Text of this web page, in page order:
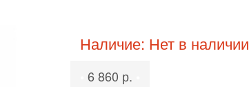
Наличие: Нет в наличии
6 860 р.